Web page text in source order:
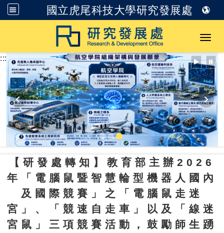
國立虎尾科技大學研究發展處
跳到主要內容
:::
【研發處轉知】教育部主辦2026
年「電腦鼠暨智慧輪型機器人國內
及國際競賽」之「電腦鼠走迷
宮」、「競速自走車」以及「線迷
宮鼠」三項競賽活動，鼓勵師生踴